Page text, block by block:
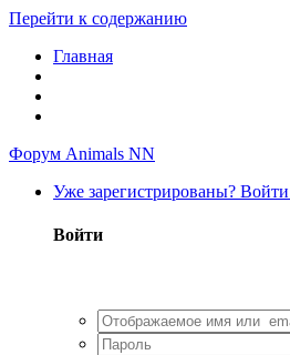
Перейти к содержанию
Главная
Форум Animals NN
Уже зарегистрированы? Войти
Войти